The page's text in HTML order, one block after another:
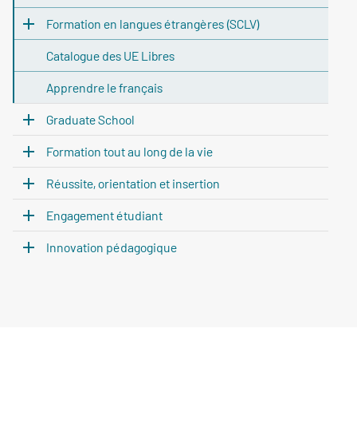
Formation en langues étrangères (SCLV)
Catalogue des UE Libres
Apprendre le français
Graduate School
Formation tout au long de la vie
Réussite, orientation et insertion
Engagement étudiant
Innovation pédagogique